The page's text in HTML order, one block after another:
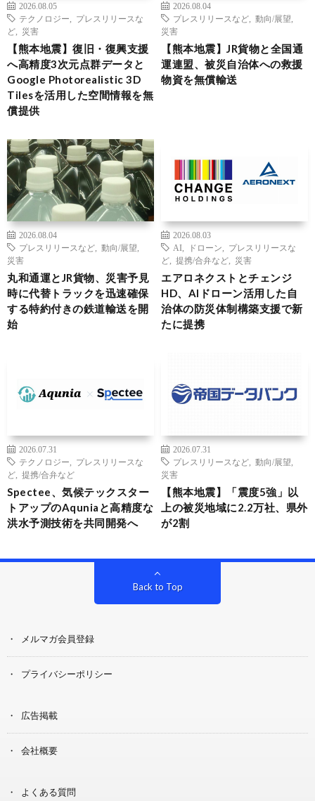
2026.08.05
テクノロジー
プレスリリースな
ど
災害
【熊本地震】復旧・復興支援
へ高精度3次元点群データと
Google Photorealistic 3D
Tilesを活用した空間情報を無
償提供
2026.08.04
プレスリリースなど
動向/展望
災害
【熊本地震】JR貨物と全国通
運連盟、被災自治体への救援
物資を無償輸送
2026.08.04
プレスリリースなど
動向/展望
災害
丸和通運とJR貨物、災害予見
時に代替トラックを迅速確保
する特約付きの鉄道輸送を開
始
2026.08.03
AI
ドローン
プレスリリースな
ど
提携/合弁など 災害
エアロネクストとチェンジ
HD、AIドローン活用した自
治体の防災体制構築支援で新
たに提携
2026.07.31
テクノロジー
プレスリリースな
ど
提携/合弁など
Spectee、気候テックスター
トアップのAquniaと高精度な
洪水予測技術を共同開発へ
2026.07.31
プレスリリースなど
動向/展望
災害
【熊本地震】「震度5強」以
上の被災地域に2.2万社、県外
が2割
Back to Top
メルマガ会員登録
プライバシーポリシー
広告掲載
会社概要
よくある質問